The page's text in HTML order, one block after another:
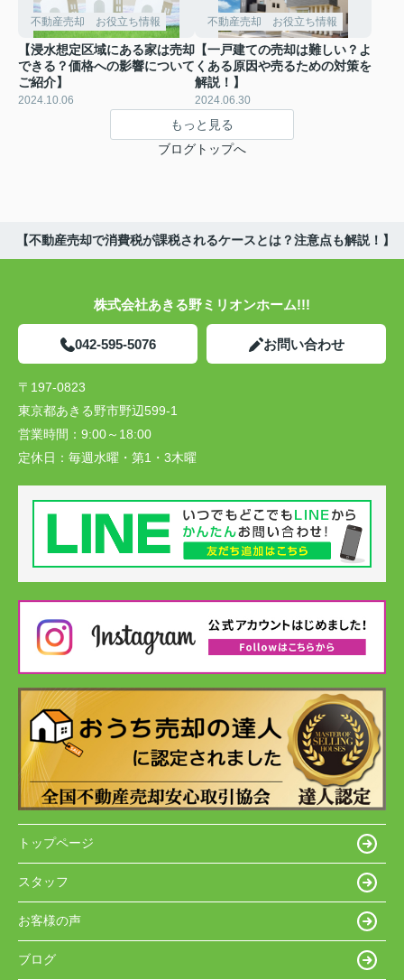
不動産売却 お役立ち情報
【浸水想定区域にある家は売却
できる？価格への影響について
ご紹介】
2024.10.06
不動産売却 お役立ち情報
【一戸建ての売却は難しい？よ
くある原因や売るための対策を
解説！】
2024.06.30
もっと見る
ブログトップへ
【不動産売却で消費税が課税されるケースとは？注意点も解説！】
株式会社あきる野ミリオンホーム!!!
042-595-5076 お問い合わせ
〒197-0823
東京都あきる野市野辺599-1
営業時間： 9:00～18:00
定休日： 毎週水曜・第1・3木曜
トップページ
スタッフ
お客様の声
ブログ